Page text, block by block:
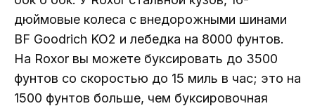
дюймовые колеса с внедорожными шинами
BF Goodrich KO2 и лебедка на 8000 фунтов.
На Roxor вы можете буксировать до 3500
фунтов со скоростью до 15 миль в час; это на
1500 фунтов больше, чем буксировочная